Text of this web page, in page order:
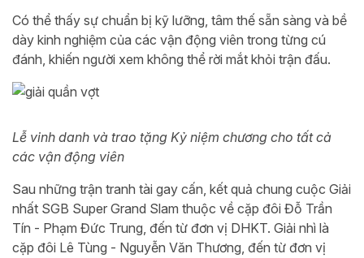
Có thể thấy sự chuẩn bị kỹ lưỡng, tâm thế sẵn sàng và bề
dày kinh nghiệm của các vận động viên trong từng cú
đánh, khiến người xem không thể rời mắt khỏi trận đấu.
Lễ vinh danh và trao tặng Kỷ niệm chương cho tất cả
các vận động viên
Sau những trận tranh tài gay cấn, kết quả chung cuộc Giải
nhất SGB Super Grand Slam thuộc về cặp đôi Đỗ Trần
Tín - Phạm Đức Trung, đến từ đơn vị DHKT. Giải nhì là
cặp đôi Lê Tùng - Nguyễn Văn Thương, đến từ đơn vị